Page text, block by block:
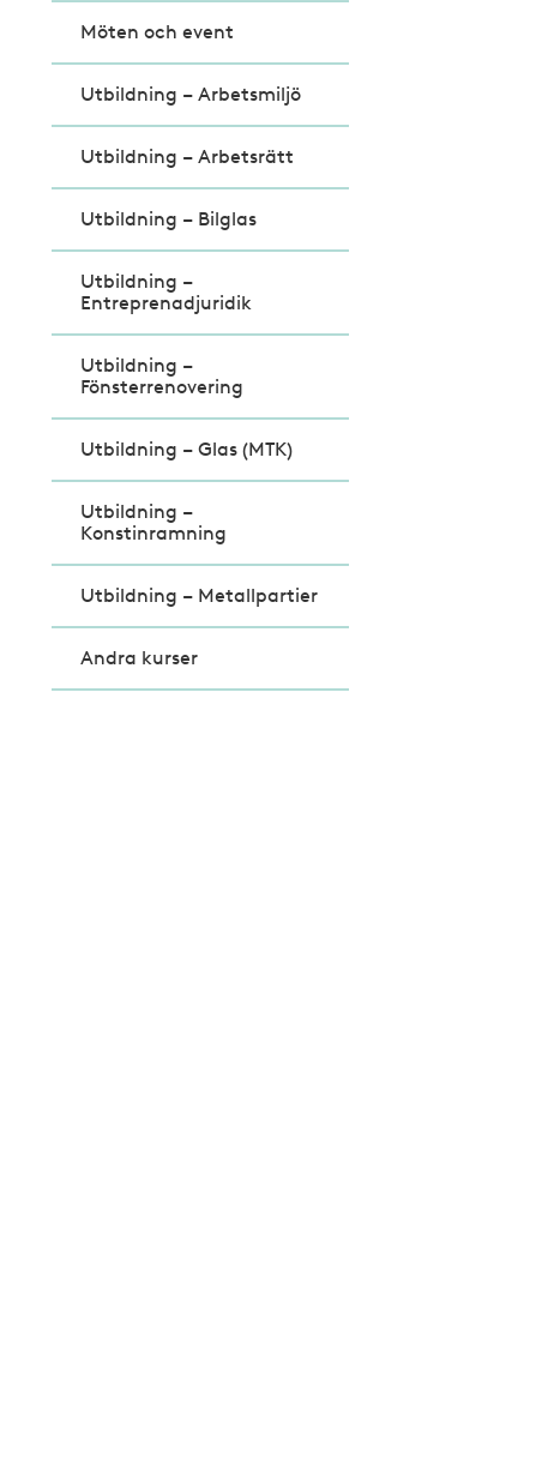
Möten och event
Utbildning – Arbetsmiljö
Utbildning – Arbetsrätt
Utbildning – Bilglas
Utbildning –
Entreprenadjuridik
Utbildning –
Fönsterrenovering
Utbildning – Glas (MTK)
Utbildning –
Konstinramning
Utbildning – Metallpartier
Andra kurser